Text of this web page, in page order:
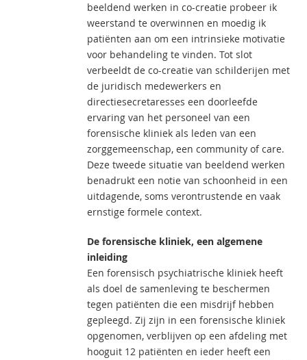
beeldend werken in co-creatie probeer ik
weerstand te overwinnen en moedig ik
patiënten aan om een intrinsieke motivatie
voor behandeling te vinden. Tot slot
verbeeldt de co-creatie van schilderijen met
de juridisch medewerkers en
directiesecretaresses een doorleefde
ervaring van het personeel van een
forensische kliniek als leden van een
zorggemeenschap, een community of care.
Deze tweede situatie van beeldend werken
benadrukt een notie van schoonheid in een
uitdagende, soms verontrustende en vaak
ernstige formele context.
De forensische kliniek, een algemene
inleiding
Een forensisch psychiatrische kliniek heeft
als doel de samenleving te beschermen
tegen patiënten die een misdrijf hebben
gepleegd. Zij zijn in een forensische kliniek
opgenomen, verblijven op een afdeling met
hooguit 12 patiënten en ieder heeft een